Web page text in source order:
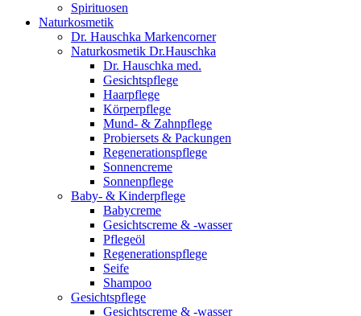
Spirituosen
Naturkosmetik
Dr. Hauschka Markencorner
Naturkosmetik Dr.Hauschka
Dr. Hauschka med.
Gesichtspflege
Haarpflege
Körperpflege
Mund- & Zahnpflege
Probiersets & Packungen
Regenerationspflege
Sonnencreme
Sonnenpflege
Baby- & Kinderpflege
Babycreme
Gesichtscreme & -wasser
Pflegeöl
Regenerationspflege
Seife
Shampoo
Gesichtspflege
Gesichtscreme & -wasser